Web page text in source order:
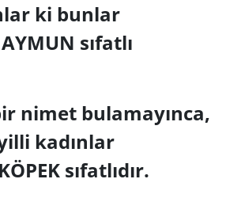
ki bunlar
sıfatlı
nimet bulamayınca,
kadınlar
sıfatlıdır.